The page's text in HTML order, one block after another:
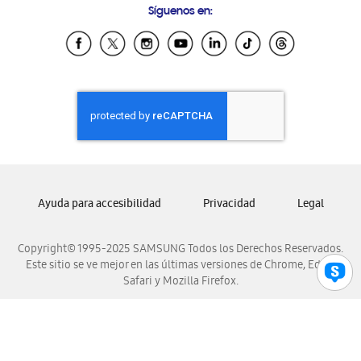
Samsung Ecuador
Samsung El Salvador
Samsung Honduras
Samsung Nicaragua
Samsung Panamá
Samsung Venezuela
Síguenos en:
Copyright© 1995-2025 SAMSUNG Todos los Derechos Reservados.
Este sitio se ve mejor en las últimas versiones de Chrome, Edge,
Safari y Mozilla Firefox.
Ayuda para accesibilidad Privacidad Legal